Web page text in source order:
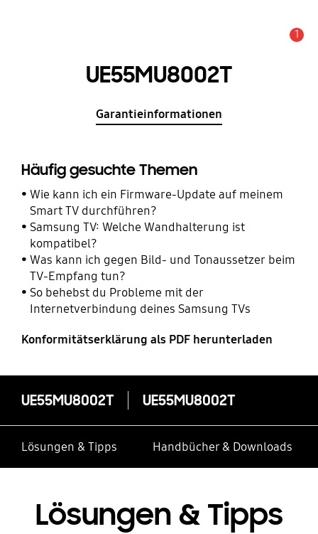
1
UE55MU8002T
Garantieinformationen
Häufig gesuchte Themen
Wie kann ich ein Firmware-Update auf meinem
Smart TV durchführen?
Samsung TV: Welche Wandhalterung ist
kompatibel?
Was kann ich gegen Bild- und Tonaussetzer beim
TV-Empfang tun?
So behebst du Probleme mit der
Internetverbindung deines Samsung TVs
Konformitätserklärung als PDF herunterladen
UE55MU8002T UE55MU8002T
Lösungen & Tipps Handbücher & Downloads
Lösungen & Tipps